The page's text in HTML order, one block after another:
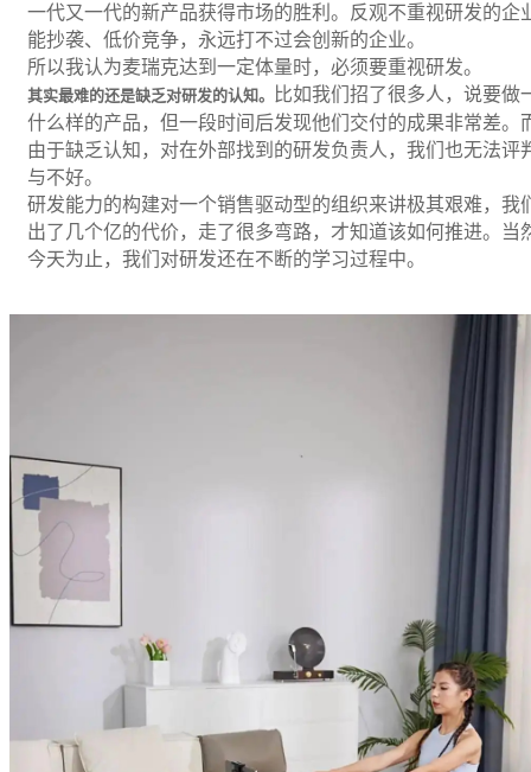
一代又一代的新产品获得市场的胜利。反观不重视研发的企
能抄袭、低价竞争，永远打不过会创新的企业。
所以我认为麦瑞克达到一定体量时，必须要重视研发。
其实最难的还是缺乏对研发的认知。
比如我们招了很多人，说要做
什么样的产品，但一段时间后发现他们交付的成果非常差。
由于缺乏认知，对在外部找到的研发负责人，我们也无法评
与不好。
研发能力的构建对一个销售驱动型的组织来讲极其艰难，我
出了几个亿的代价，走了很多弯路，才知道该如何推进。当
今天为止，我们对研发还在不断的学习过程中。